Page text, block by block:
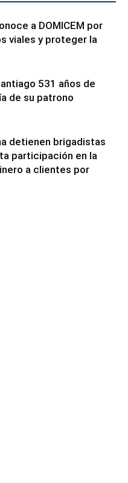
a DOMICEM por
viales y proteger la
531 años de
de su patrono
detienen brigadistas
participación en la
a clientes por